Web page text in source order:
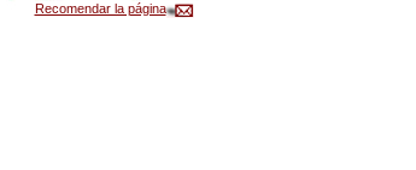
Recomendar la página